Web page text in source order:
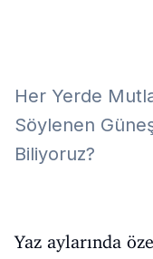
Her Yerde
Söylenen
Biliyoruz?
Yaz aylarında